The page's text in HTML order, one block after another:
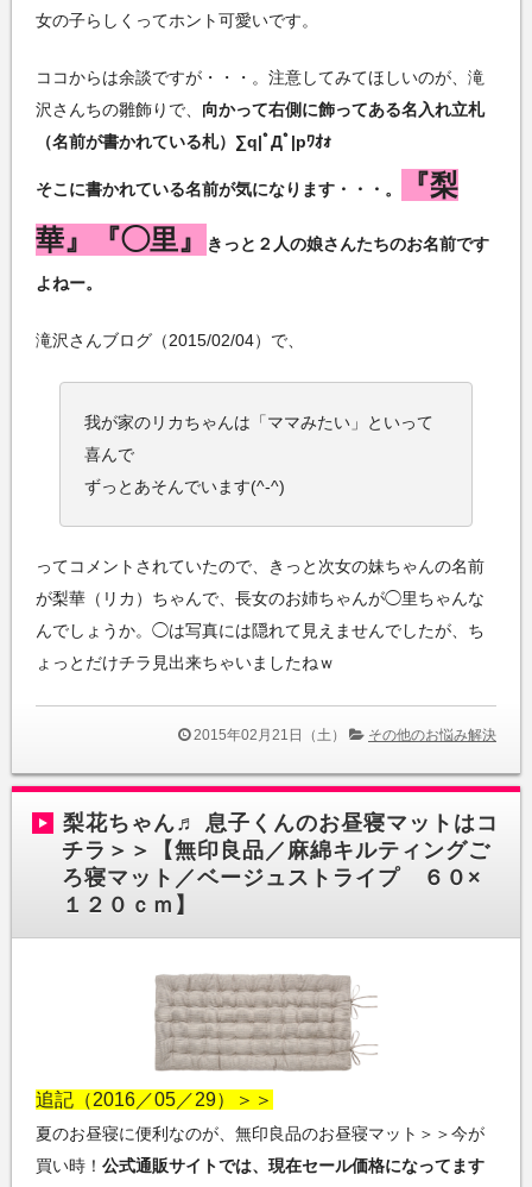
女の子らしくってホント可愛いです。
ココからは余談ですが・・・。注意してみてほしいのが、滝
沢さんちの雛飾りで、 向かって右側に飾ってある名入れ立札
（名前が書かれている札）∑q|ﾟДﾟ|pﾜｵｫ
そこに書かれている名前が気になります・・・。
『梨
華』『◯里』
きっと２人の娘さんたちのお名前です
よねー。
滝沢さんブログ（2015/02/04）で、
我が家のリカちゃんは「ママみたい」といって
喜んで
ずっとあそんでいます(^-^)
ってコメントされていたので、きっと次女の妹ちゃんの名前
が梨華（リカ）ちゃんで、長女のお姉ちゃんが◯里ちゃんな
んでしょうか。◯は写真には隠れて見えませんでしたが、ち
ょっとだけチラ見出来ちゃいましたねｗ
2015年02月21日（土） その他のお悩み解決
梨花ちゃん♬ 息子くんのお昼寝マットはコ
チラ＞＞【無印良品／麻綿キルティングご
ろ寝マット／ベージュストライプ ６０×
１２０ｃｍ】
追記（2016／05／29）＞＞
夏のお昼寝に便利なのが、無印良品のお昼寝マット＞＞今が
買い時！ 公式通販サイトでは、現在セール価格になってます